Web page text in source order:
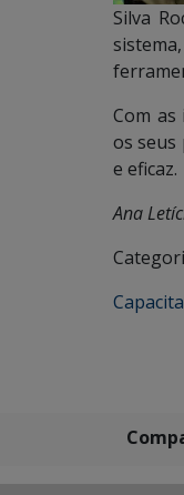
Silva
Com
os seus
e eficaz.
Ana